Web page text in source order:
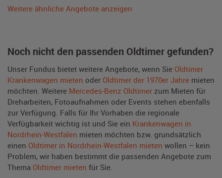
Weitere ähnliche Angebote anzeigen
Noch nicht den passenden Oldtimer gefunden?
Unser Fundus bietet weitere Angebote, wenn Sie Oldtimer
Krankenwagen mieten oder Oldtimer der 1970er Jahre mieten
möchten. Weitere Mercedes-Benz Oldtimer zum Mieten für
Dreharbeiten, Fotoaufnahmen oder Events stehen ebenfalls
zur Verfügung. Falls für Ihr Vorhaben die regionale
Verfügbarkeit wichtig ist und Sie ein Krankenwagen in
Nordrhein-Westfalen mieten möchten bzw. grundsätzlich
einen Oldtimer in Nordrhein-Westfalen mieten wollen – kein
Problem, wir haben bestimmt die passenden Angebote zum
Thema Oldtimer mieten für Sie.